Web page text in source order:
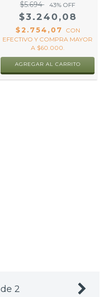
$5.694 43% OFF
$3.240,08
$2.754,07
CON
EFECTIVO Y COMPRA MAYOR
A $60.000.
AGREGAR AL CARRITO
de 2